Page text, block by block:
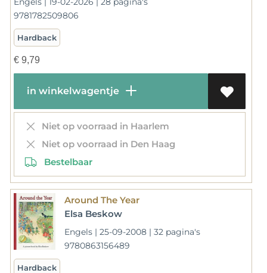
9781782509806
Hardback
€9,79
in winkelwagentje
Niet op voorraad in Haarlem
Niet op voorraad in Den Haag
Bestelbaar
Around The Year
Elsa Beskow
Engels | 25-09-2008 | 32 pagina's
9780863156489
Hardback